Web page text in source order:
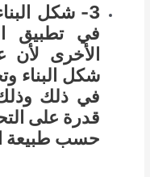
3- شكل
في تطبيق
الأخرى لأن
شكل البناء
في ذلك
قدرة على
حسب طبيعة